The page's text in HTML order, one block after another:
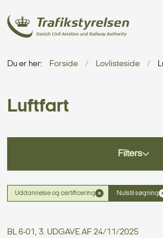
Du er her: Forside Lovlisteside
Luftfart
Filters
Uddannelse og certificering Nulstil søgning
BL 6-01, 3. UDGAVE AF 24/11/2025